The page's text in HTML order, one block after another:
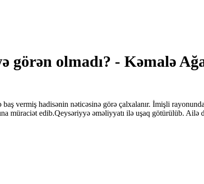
görən olmadı? - Kəmalə
vermiş hadisənin nəticəsinə görə çalxalanır. İmişli
müraciət edib.Qeysəriyyə əməliyyatı ilə uşaq götürülüb. Ailə